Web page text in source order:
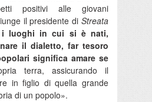
positivi alle giovani
il presidente di Streata
i luoghi in cui si è nati,
il dialetto, far tesoro
significa amare se
terra, assicurando il
in figlio di quella grande
di un popolo».